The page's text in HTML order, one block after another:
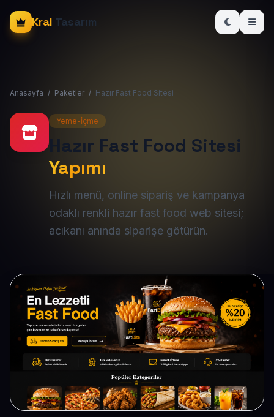
Kral Tasarım
Anasayfa / Paketler / Hazır Fast Food Sitesi
Yeme-İçme
Hazır Fast Food Sitesi
Yapımı
Hızlı menü, online sipariş ve kampanya
odaklı renkli hazır fast food web sitesi;
acıkanı anında siparişe götürün.